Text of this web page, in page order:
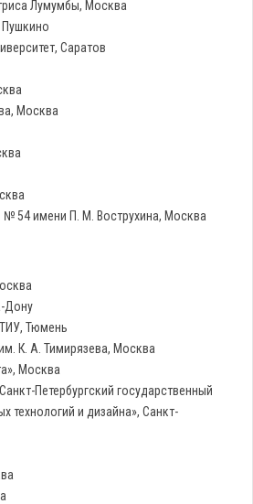
Лумумбы, Москва
Саратов
Москва
№ 54 имени П. М. Вострухина, Москва
Дону
Тюмень
К. А. Тимирязева, Москва
Москва
Петербургский государственный
технологий и дизайна», Санкт-